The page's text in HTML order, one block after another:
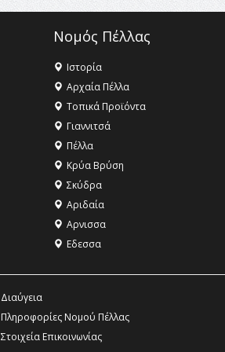
Νομός Πέλλας
Ιστορία
Αρχαία Πέλλα
Τοπικά Προϊόντα
Γιαννιτσά
Πέλλα
Κρύα Βρύση
Σκύδρα
Αριδαία
Aρνισσα
Eδεσσα
Διαύγεια
Πληροφορίες Νομού Πέλλας
Στοιχεία Επικοινωνίας